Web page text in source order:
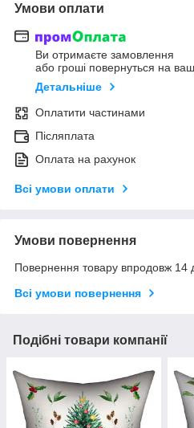
Умови оплати
Ви отримаєте замовлення
або гроші повернуться на
Детальніше
Оплатити частинами
Післяплата
Оплата на рахунок
Всі умови оплати
Умови повернення
Повернення товару впродовж 14
Всі умови повернення
Подібні товари компанії